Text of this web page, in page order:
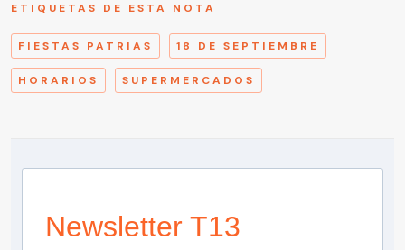
ETIQUETAS DE ESTA NOTA
FIESTAS PATRIAS 18 DE SEPTIEMBRE
HORARIOS SUPERMERCADOS
Newsletter T13